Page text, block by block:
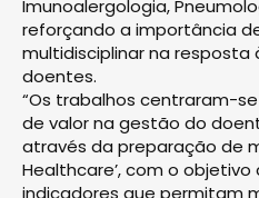
Imunoalergologia,
reforçando a importância
multidisciplinar na
doentes.
“Os trabalhos centraram-
de valor na gestão do
através da preparação de
Healthcare’, com o
indicadores que permitam